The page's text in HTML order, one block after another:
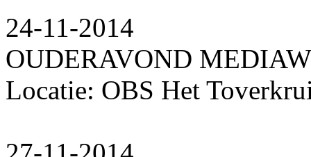
24-11-2014
OUDERAVOND
Locatie: OBS Het